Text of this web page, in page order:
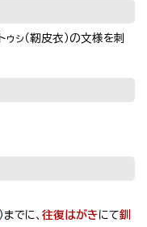
ㇱ（靭皮衣）の文様を刺
）までに、 往復はがきにて釧